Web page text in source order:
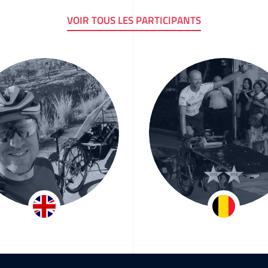
VOIR TOUS LES PARTICIPANTS
Ryder Raf Van Hulle